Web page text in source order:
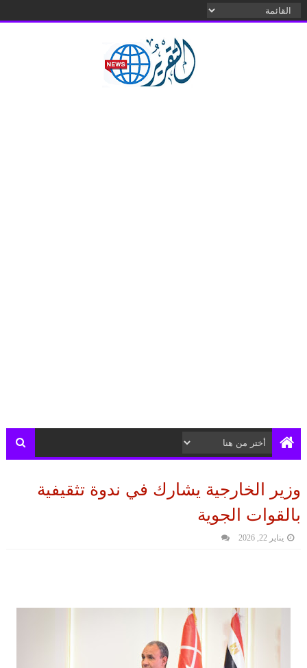
وزير الخارجية يشارك في ندوة تثقيفية
بالقوات الجوية
يناير 22, 2026